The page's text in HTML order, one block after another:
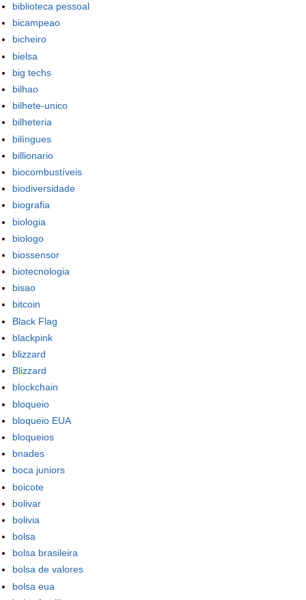
biblioteca pessoal
bicampeao
bicheiro
bielsa
big techs
bilhao
bilhete-unico
bilheteria
bilíngues
billionario
biocombustíveis
biodiversidade
biografia
biologia
biologo
biossensor
biotecnologia
bisao
bitcoin
Black Flag
blackpink
blizzard
Blizzard
blockchain
bloqueio
bloqueio EUA
bloqueios
bnades
boca juniors
boicote
bolivar
bolivia
bolsa
bolsa brasileira
bolsa de valores
bolsa eua